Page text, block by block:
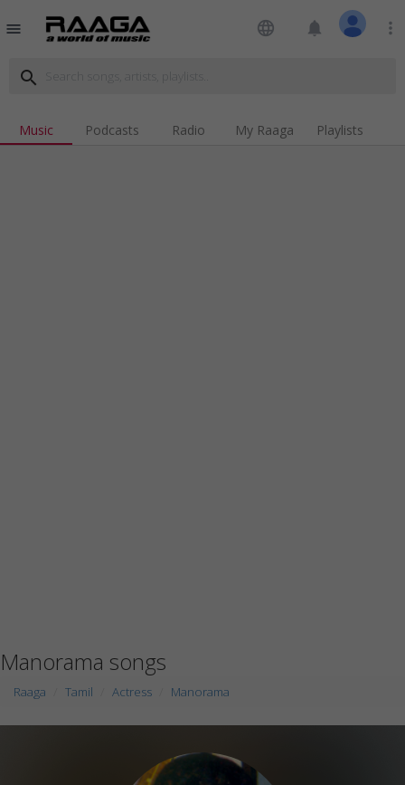
menu language notifications more_vert
search
Music Podcasts Radio My Raaga Playlists
Manorama songs
Raaga Tamil Actress Manorama